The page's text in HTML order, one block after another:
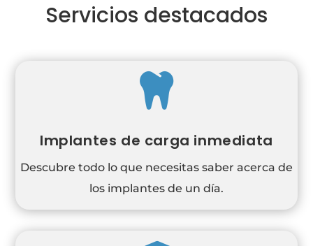
Servicios destacados

Implantes de carga inmediata
Descubre todo lo que necesitas saber acerca de
los implantes de un día.